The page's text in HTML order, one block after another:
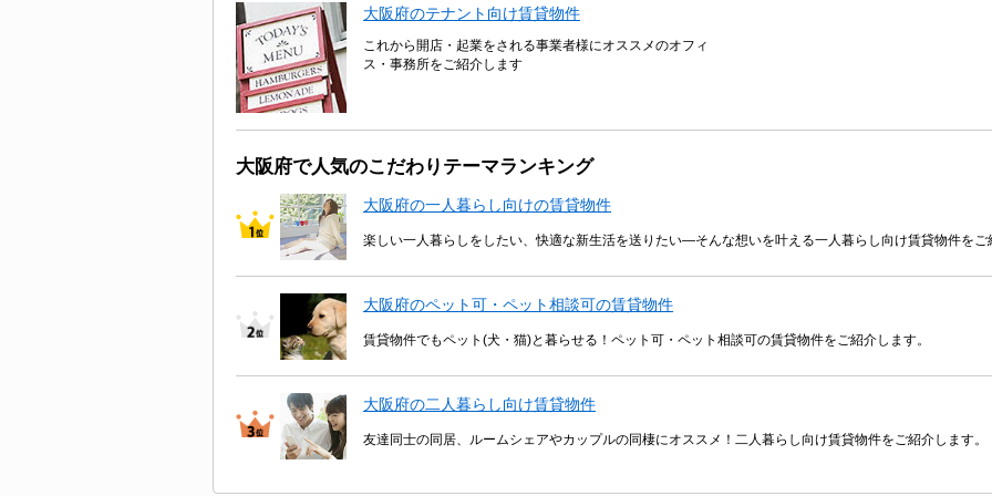
大阪府のテナント向け賃貸物件
これから開店・起業をされる事業者様にオススメのオフィ
ス・事務所をご紹介します
大阪府で人気のこだわりテーマランキング
大阪府の一人暮らし向けの賃貸物件
楽しい一人暮らしをしたい、快適な新生活を送りたい―そんな想いを叶える一人暮らし向け賃貸物件をご
大阪府のペット可・ペット相談可の賃貸物件
賃貸物件でもペット(犬・猫)と暮らせる！ペット可・ペット相談可の賃貸物件をご紹介します。
大阪府の二人暮らし向け賃貸物件
友達同士の同居、ルームシェアやカップルの同棲にオススメ！二人暮らし向け賃貸物件をご紹介します。